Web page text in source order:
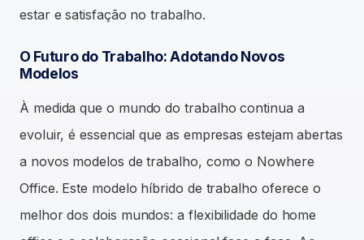
estar e satisfação no trabalho.
O Futuro do Trabalho: Adotando Novos
Modelos
À medida que o mundo do trabalho continua a
evoluir, é essencial que as empresas estejam abertas
a novos modelos de trabalho, como o Nowhere
Office. Este modelo híbrido de trabalho oferece o
melhor dos dois mundos: a flexibilidade do home